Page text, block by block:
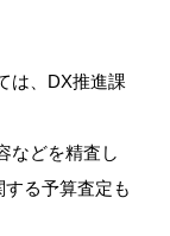
は、DX推進課
などを精査し
る予算査定も